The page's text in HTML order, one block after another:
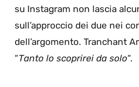
su Instagram non lascia
sull’approccio dei due nei
dell’argomento. Tranchant
“Tanto lo scoprirei da solo“.